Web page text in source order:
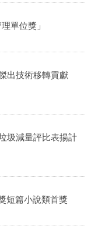
單位獎」
出技術移轉貢獻
圾減量評比表揚計
短篇小說類首獎